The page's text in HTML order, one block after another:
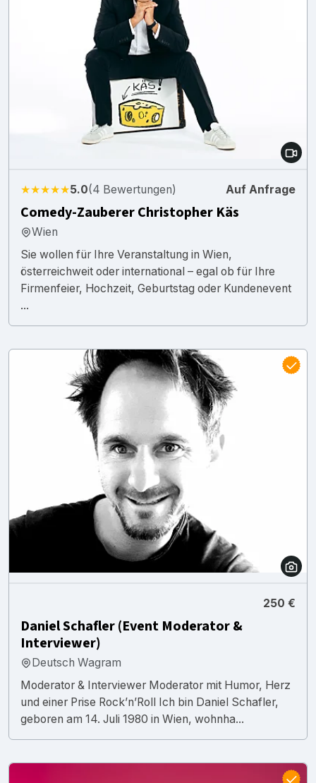
★★★★★5.0(4 Bewertungen) Auf Anfrage
Comedy-Zauberer Christopher Käs
Wien
Sie wollen für Ihre Veranstaltung in Wien,
österreichweit oder international – egal ob für Ihre
Firmenfeier, Hochzeit, Geburtstag oder Kundenevent
...
250 €
Daniel Schafler (Event Moderator &
Interviewer)
Deutsch Wagram
Moderator & Interviewer Moderator mit Humor, Herz
und einer Prise Rock’n’Roll Ich bin Daniel Schafler,
geboren am 14. Juli 1980 in Wien, wohnha...